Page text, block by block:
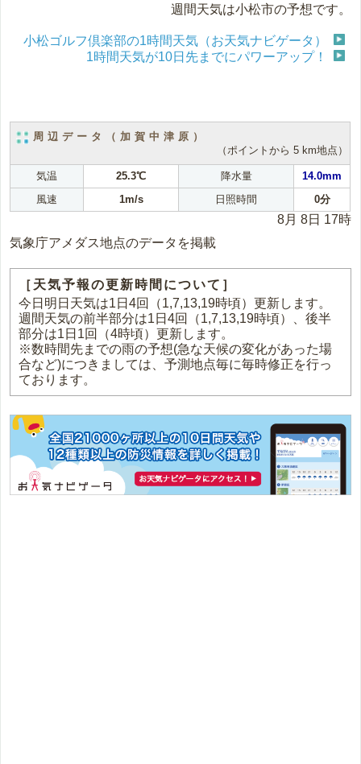
週間天気は小松市の予想です。
小松ゴルフ倶楽部の1時間天気（お天気ナビゲータ）
1時間天気が10日先までにパワーアップ！
周辺データ（加賀中津原）
（ポイントから 5 km地点）
気温 25.3℃ 降水量
14.0mm
風速
1m/s 日照時間 0分
8月 8日 17時
気象庁アメダス地点のデータを掲載
［天気予報の更新時間について］
今日明日天気は1日4回（1,7,13,19時頃）更新します。
週間天気の前半部分は1日4回（1,7,13,19時頃）、後半
部分は1日1回（4時頃）更新します。
※数時間先までの雨の予想(急な天候の変化があった場
合など)につきましては、予測地点毎に毎時修正を行っ
ております。